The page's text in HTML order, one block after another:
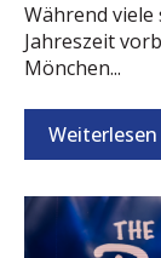
Während viele
Jahreszeit
Mönchen...
Weiterlesen